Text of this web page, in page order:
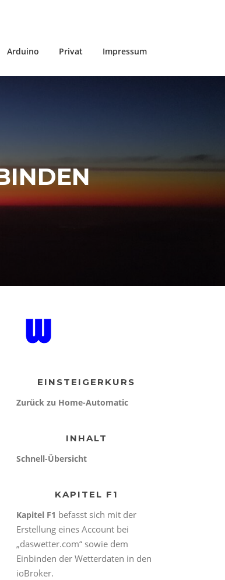
Arduino Privat Impressum
EINSTEIGERKURS
Zurück zu Home-Automatic
INHALT
Schnell-Übersicht
KAPITEL F1
Kapitel F1 befasst sich mit der
Erstellung eines Account bei
„daswetter.com“ sowie dem
Einbinden der Wetterdaten in den
ioBroker.